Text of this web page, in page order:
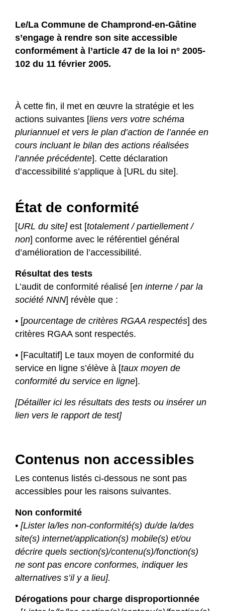
Le/La Commune de Champrond-en-Gâtine
s’engage à rendre son site accessible
conformément à l’article 47 de la loi n° 2005-
102 du 11 février 2005.
À cette fin, il met en œuvre la stratégie et les
actions suivantes [liens vers votre schéma
pluriannuel et vers le plan d’action de l’année en
cours incluant le bilan des actions réalisées
l’année précédente]. Cette déclaration
d’accessibilité s’applique à [URL du site].
État de conformité
[URL du site] est [totalement / partiellement /
non] conforme avec le référentiel général
d’amélioration de l’accessibilité.
Résultat des tests
L’audit de conformité réalisé [en interne / par la
société NNN] révèle que :
• [pourcentage de critères RGAA respectés] des
critères RGAA sont respectés.
• [Facultatif] Le taux moyen de conformité du
service en ligne s’élève à [taux moyen de
conformité du service en ligne].
[Détailler ici les résultats des tests ou insérer un
lien vers le rapport de test]
Contenus non accessibles
Les contenus listés ci-dessous ne sont pas
accessibles pour les raisons suivantes.
Non conformité
• [Lister la/les non-conformité(s) du/de la/des
site(s) internet/application(s) mobile(s) et/ou
décrire quels section(s)/contenu(s)/fonction(s)
ne sont pas encore conformes, indiquer les
alternatives s’il y a lieu].
Dérogations pour charge disproportionnée